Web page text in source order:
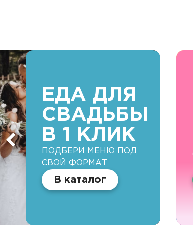
ЕДА ДЛЯ
СВАДЬБЫ
В 1 КЛИК
ПОДБЕРИ МЕНЮ ПОД
СВОЙ ФОРМАТ
В каталог